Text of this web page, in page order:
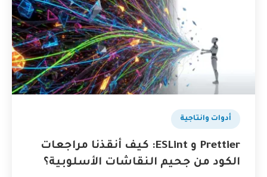
أدوات وانتاجية
Prettier و ESLint: كيف أنقذنا مراجعات
الكود من جحيم النقاشات الأسلوبية؟